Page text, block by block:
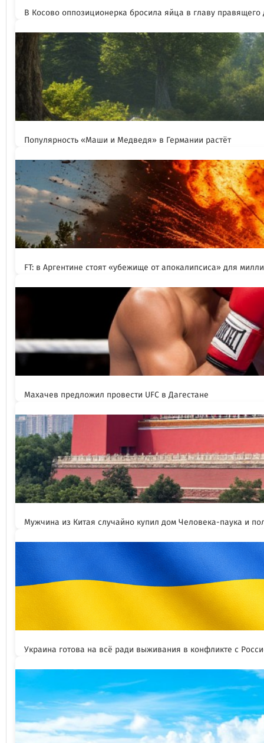
В Косово оппозиционерка бросила яйца в главу
Популярность «Маши и Медведя» в Германии растёт
FT: в Аргентине стоят «убежище от апокалипсиса» для
Махачев предложил провести UFC в Дагестане
Мужчина из Китая случайно купил дом Человека-паука и
Украина готова на всё ради выживания в конфликте с